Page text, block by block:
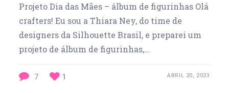
Projeto Dia das Mães – álbum de figurinhas Olá
crafters! Eu sou a Thiara Ney, do time de
designers da Silhouette Brasil, e preparei um
projeto de álbum de figurinhas,…
7 1 ABRIL 20, 2023